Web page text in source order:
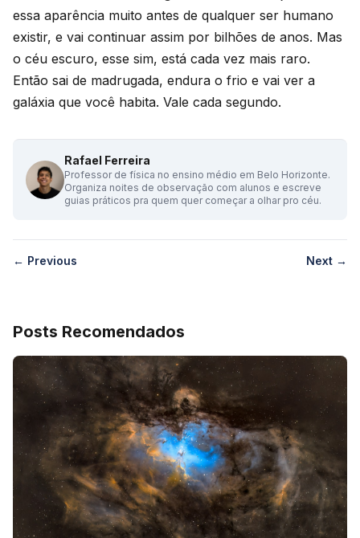
essa aparência muito antes de qualquer ser humano
existir, e vai continuar assim por bilhões de anos. Mas
o céu escuro, esse sim, está cada vez mais raro.
Então sai de madrugada, endura o frio e vai ver a
galáxia que você habita. Vale cada segundo.
Rafael Ferreira
Professor de física no ensino médio em Belo Horizonte.
Organiza noites de observação com alunos e escreve
guias práticos pra quem quer começar a olhar pro céu.
← Previous Next →
Posts Recomendados